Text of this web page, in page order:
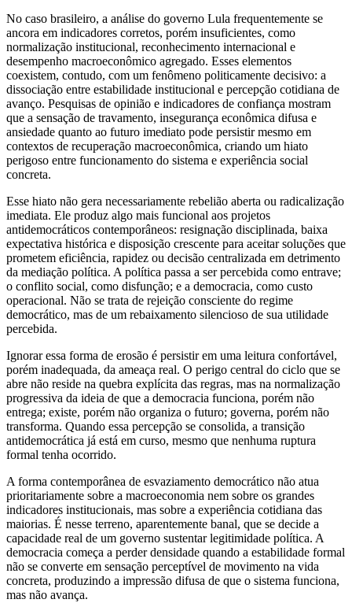
No caso brasileiro, a análise do governo Lula frequentemente se
ancora em indicadores corretos, porém insuficientes, como
normalização institucional, reconhecimento internacional e
desempenho macroeconômico agregado. Esses elementos
coexistem, contudo, com um fenômeno politicamente decisivo: a
dissociação entre estabilidade institucional e percepção cotidiana de
avanço. Pesquisas de opinião e indicadores de confiança mostram
que a sensação de travamento, insegurança econômica difusa e
ansiedade quanto ao futuro imediato pode persistir mesmo em
contextos de recuperação macroeconômica, criando um hiato
perigoso entre funcionamento do sistema e experiência social
concreta.
Esse hiato não gera necessariamente rebelião aberta ou radicalização
imediata. Ele produz algo mais funcional aos projetos
antidemocráticos contemporâneos: resignação disciplinada, baixa
expectativa histórica e disposição crescente para aceitar soluções que
prometem eficiência, rapidez ou decisão centralizada em detrimento
da mediação política. A política passa a ser percebida como entrave;
o conflito social, como disfunção; e a democracia, como custo
operacional. Não se trata de rejeição consciente do regime
democrático, mas de um rebaixamento silencioso de sua utilidade
percebida.
Ignorar essa forma de erosão é persistir em uma leitura confortável,
porém inadequada, da ameaça real. O perigo central do ciclo que se
abre não reside na quebra explícita das regras, mas na normalização
progressiva da ideia de que a democracia funciona, porém não
entrega; existe, porém não organiza o futuro; governa, porém não
transforma. Quando essa percepção se consolida, a transição
antidemocrática já está em curso, mesmo que nenhuma ruptura
formal tenha ocorrido.
A forma contemporânea de esvaziamento democrático não atua
prioritariamente sobre a macroeconomia nem sobre os grandes
indicadores institucionais, mas sobre a experiência cotidiana das
maiorias. É nesse terreno, aparentemente banal, que se decide a
capacidade real de um governo sustentar legitimidade política. A
democracia começa a perder densidade quando a estabilidade formal
não se converte em sensação perceptível de movimento na vida
concreta, produzindo a impressão difusa de que o sistema funciona,
mas não avança.